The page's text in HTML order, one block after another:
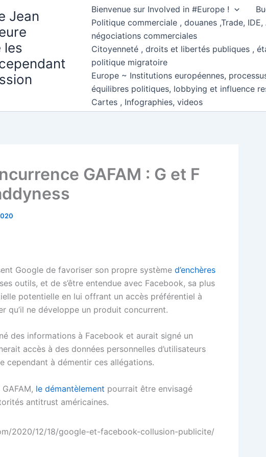
Jean
les
Bienvenue sur Involved in #Europe !
Politique commerciale , douanes ,Trade, IDE,
négociations commerciales
Citoyenneté , droits et libertés publiques ,
politique migratoire
Europe ~ Institutions européennes,
équilibres politiques, lobbying et influence
Cartes , Infographies, videos
GAFAM : G et F
Google de favoriser son propre système d’enchères
outils, et de s’être entendue avec Facebook, sa plus
potentielle en lui offrant un accès préférentiel à
qu’il ne développe un produit concurrent.
des informations à Facebook et aurait signé un
accès à des données personnelles d’utilisateurs
cependant à démentir ces allégations.
le démantèlement pourrait être envisagé
antitrust américaines.
2020/12/18/google-et-facebook-collusion-publicite/